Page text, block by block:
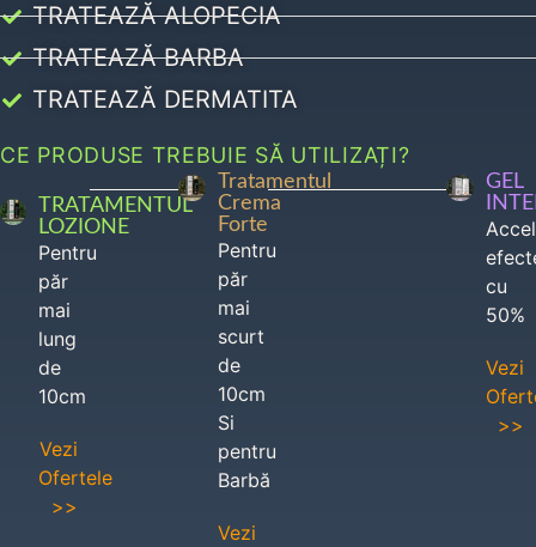
TRATEAZĂ ALOPECIA
TRATEAZĂ BARBA
TRATEAZĂ DERMATITA
CE PRODUSE TREBUIE SĂ UTILIZAȚI?
TRATAMENTUL
LOZIONE
Pentru
păr
mai
lung
de
10cm
Vezi
Ofertele
>>
Tratamentul
Crema
Forte
Pentru
păr
mai
scurt
de
10cm
Si
pentru
Barbă
Vezi
GEL
cu
50%
Vezi
>>